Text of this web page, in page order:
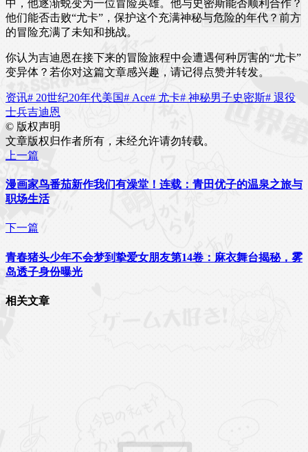
中，他逐渐蜕变为一位冒险英雄。他与史密斯能否顺利合作？
他们能否击败“尤卡”，保护这个充满神秘与危险的年代？前方
的冒险充满了未知和挑战。
你认为吉迪恩在接下来的冒险旅程中会遭遇何种厉害的“尤卡”
变异体？若你对这篇文章感兴趣，请记得点赞并转发。
资讯# 20世纪20年代美国# Ace# 尤卡# 神秘男子史密斯# 退役
士兵吉迪恩
© 版权声明
文章版权归作者所有，未经允许请勿转载。
上一篇
漫画家鸟番茄新作我们有澡堂！连载：青田优子的温泉之旅与
职场生活
下一篇
青春猪头少年不会梦到挚爱女朋友第14卷：麻衣舞台揭秘，雾
岛透子身份曝光
相关文章